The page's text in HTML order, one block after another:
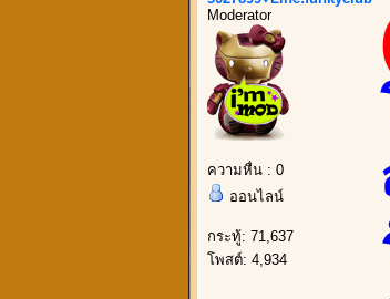
Moderator
ความหื่น : 0
ออนไลน์
กระทู้: 71,637
โพสต์: 4,934